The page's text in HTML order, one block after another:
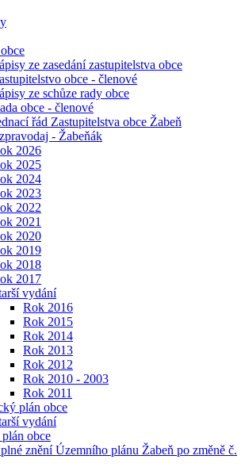
ze zasedání zastupitelstva obce
obce - členové
ze schůze rady obce
obce - členové
řád Zastupitelstva obce Žabeň
- Žabeňák
2026
2025
2024
2023
2022
2021
2020
2019
2018
2017
vydání
Rok 2016
Rok 2015
Rok 2014
Rok 2013
Rok 2012
Rok 2010 - 2003
Rok 2011
plán obce
vydání
obce
znění Územního plánu Žabeň po změně č.